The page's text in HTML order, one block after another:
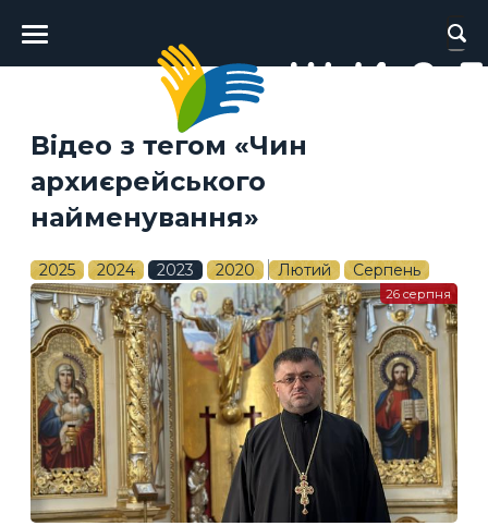
Головне
меню
Відео з тегом «Чин
архиєрейського
найменування»
2025 2024 2023 2020 Лютий Серпень
26 серпня